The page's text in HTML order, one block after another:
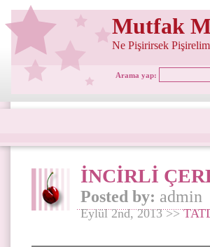
Mutfak
Ne Pişirirsek
Arama yap:
İNCİRLİ
Posted by: admin
Eylül 2nd, 2013 >>